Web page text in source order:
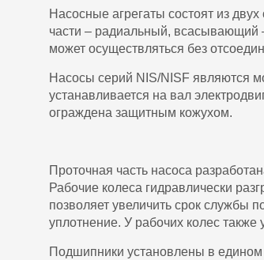
Насосные агрегаты состоят из
части – радиальный, всасывающий
может осуществляться без
Насосы серий NIS/NISF являются
устанавливается на вал
ограждена защитным кожухом.
Проточная часть насоса
Рабочие колеса гидравлически
позволяет увеличить срок службы
уплотнение. У рабочих колес
Подшипники установлены в едином